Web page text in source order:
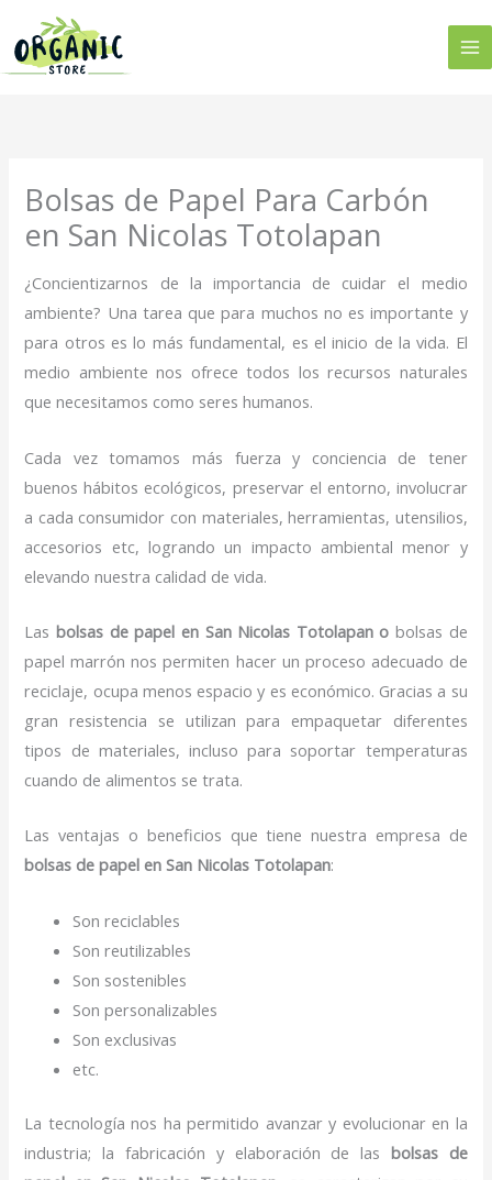
contenido
Bolsas de Papel Para Carbón
en San Nicolas Totolapan
¿Concientizarnos de la importancia de cuidar el medio
ambiente? Una tarea que para muchos no es importante y
para otros es lo más fundamental, es el inicio de la vida. El
medio ambiente nos ofrece todos los recursos naturales
que necesitamos como seres humanos.
Cada vez tomamos más fuerza y conciencia de tener
buenos hábitos ecológicos, preservar el entorno, involucrar
a cada consumidor con materiales, herramientas, utensilios,
accesorios etc, logrando un impacto ambiental menor y
elevando nuestra calidad de vida.
Lasbolsas de papel en San Nicolas Totolapan o bolsas de
papel marrón nos permiten hacer un proceso adecuado de
reciclaje, ocupa menos espacio y es económico. Gracias a su
gran resistencia se utilizan para empaquetar diferentes
tipos de materiales, incluso para soportar temperaturas
cuando de alimentos se trata.
Las ventajas o beneficios que tiene nuestra empresa de
bolsas de papel en San Nicolas Totolapan:
Son reciclables
Son reutilizables
Son sostenibles
Son personalizables
Son exclusivas
etc.
La tecnología nos ha permitido avanzar y evolucionar en la
industria; la fabricación y elaboración de las bolsas de